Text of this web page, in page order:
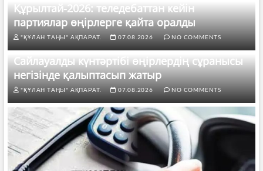
Құрылтай-2026: теледебаттан кейін
партиялар өңірлерге қайта оралды
"ҚҰЛАН ТАҢЫ" АҚПАРАТ. 07.08.2026 NO COMMENTS
Сайлауалды күнтәртібі өңірлердің сұранысы
негізінде қалыптасып жатыр
"ҚҰЛАН ТАҢЫ" АҚПАРАТ. 07.08.2026 NO COMMENTS